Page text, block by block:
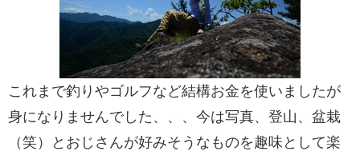
これまで釣りやゴルフなど結構お金を使いましたが
身になりませんでした、、、今は写真、登山、盆栽
（笑）とおじさんが好みそうなものを趣味として楽